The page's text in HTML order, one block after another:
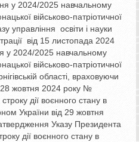
у 2024/2025 навчальному
військово-патріотичної
управління освіти і науки
від 15 листопада 2024
у 2024/2025 навчальному
військово-патріотичної
області, враховуючи
28 жовтня 2024 року №
дії воєнного стану в
України від 29 жовтня
Указу Президента
дії воєнного стану в